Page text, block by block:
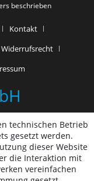
beschrieben
Kontakt
Widerrufsrecht
technischen Betrieb
gesetzt werden.
dieser Website
die Interaktion mit
vereinfachen